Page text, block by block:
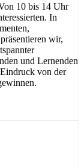
10 bis 14 Uhr
In
wir,
und Lernenden
von der